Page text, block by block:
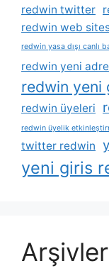
redwin twitter
redwin web
redwin yasa dışı canlı
redwin yeni
redwin yeni
redwin üyeleri
redwin üyelik
twitter redwin
yeni giris
Arşivler